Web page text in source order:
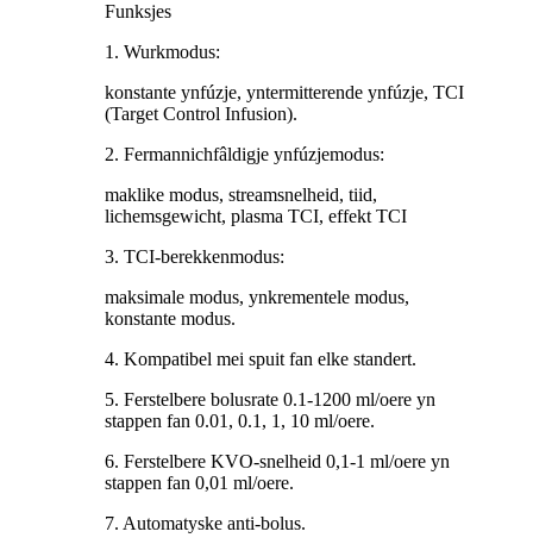
Funksjes
1. Wurkmodus:
konstante ynfúzje, yntermitterende ynfúzje, TCI
(Target Control Infusion).
2. Fermannichfâldigje ynfúzjemodus:
maklike modus, streamsnelheid, tiid,
lichemsgewicht, plasma TCI, effekt TCI
3. TCI-berekkenmodus:
maksimale modus, ynkrementele modus,
konstante modus.
4. Kompatibel mei spuit fan elke standert.
5. Ferstelbere bolusrate 0.1-1200 ml/oere yn
stappen fan 0.01, 0.1, 1, 10 ml/oere.
6. Ferstelbere KVO-snelheid 0,1-1 ml/oere yn
stappen fan 0,01 ml/oere.
7. Automatyske anti-bolus.